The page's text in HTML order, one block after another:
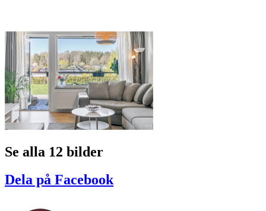
Se alla 12 bilder
Dela på Facebook